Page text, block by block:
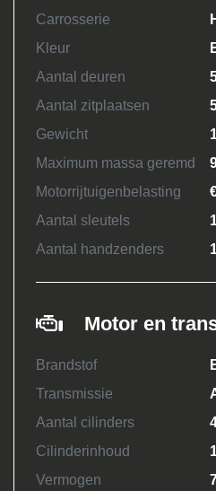
Carrosserie
Kleur
Aantal deuren
Aantal zitplaatsen
Gewicht
Maximum massa geremd
Motorrijtuigenbelasting
Aantal sleutels
Aantal handzenders
Motor en
Brandstof
Transmissie
Aantal cilinders
Cilinderinhoud
Vermogen